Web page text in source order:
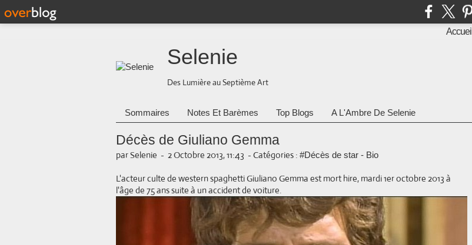
Accueil
Selenie
Des Lumière au Septième Art
Sommaires Notes Et Barèmes Top Blogs A L'Ambre De Selenie
Décès de Giuliano Gemma
par Selenie - 2 Octobre 2013, 11:43 - Catégories : #Décès de star - Bio
L'acteur culte de western spaghetti Giuliano Gemma est mort hire, mardi 1er octobre 2013 à
l'âge de 75 ans suite à un accident de voiture.